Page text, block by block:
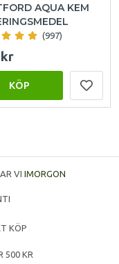
AQUA KEM
(997)
KÖP
VI IMORGON
KÖP
500 KR